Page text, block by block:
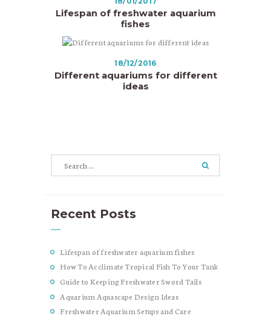
Lifespan of freshwater aquarium
fishes
18/12/2016
Different aquariums for different
ideas
Recent Posts
Lifespan of freshwater aquarium fishes
How To Acclimate Tropical Fish To Your Tank
Guide to Keeping Freshwater Sword Tails
Aquarium Aquascape Design Ideas
Freshwater Aquarium Setups and Care